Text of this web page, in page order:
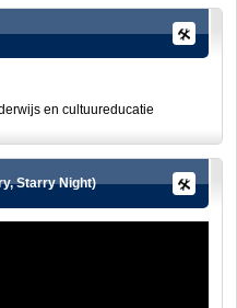
en cultuureducatie
Starry Night)